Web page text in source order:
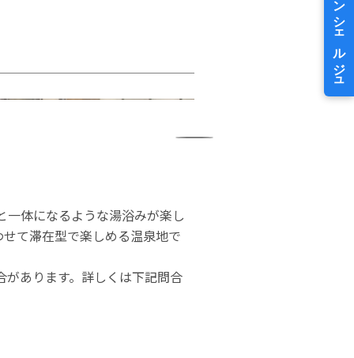
体になるような湯浴みが楽し
て滞在型で楽しめる温泉地で
あります。詳しくは下記問合